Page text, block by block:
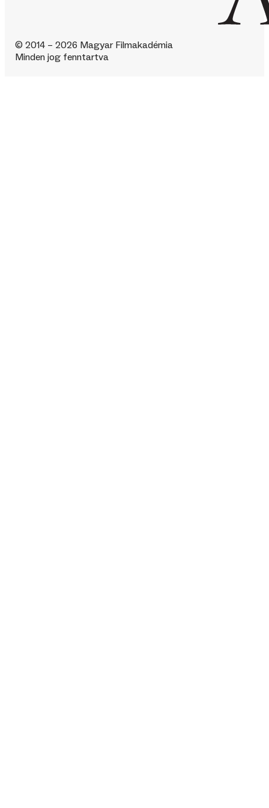
© 2014 – 2026 Magyar Filmakadémia
Minden jog fenntartva